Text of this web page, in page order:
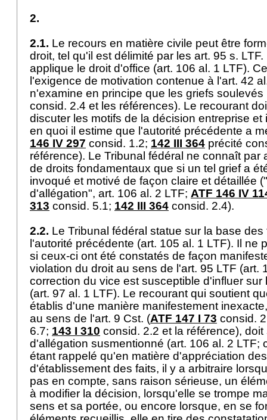
2.
2.1. Le recours en matière civile peut être
droit, tel qu'il est délimité par les art. 95 s.
applique le droit d'office (art. 106 al. 1 LTF).
l'exigence de motivation contenue à l'art. 42
n'examine en principe que les griefs soulevés
consid. 2.4 et les références). Le recourant
discuter les motifs de la décision entreprise
en quoi il estime que l'autorité précédente a
146 IV 297 consid. 1.2; 142 III 364 précité
référence). Le Tribunal fédéral ne connaît par
de droits fondamentaux que si un tel grief a
invoqué et motivé de façon claire et détaillée
d'allégation", art. 106 al. 2 LTF; ATF 146 IV
313 consid. 5.1; 142 III 364 consid. 2.4).
2.2. Le Tribunal fédéral statue sur la base
l'autorité précédente (art. 105 al. 1 LTF). Il ne
si ceux-ci ont été constatés de façon
violation du droit au sens de l'art. 95 LTF (art.
correction du vice est susceptible d'influer sur
(art. 97 al. 1 LTF). Le recourant qui soutient
établis d'une manière manifestement
au sens de l'art. 9 Cst. (ATF 147 I 73 consid.
6.7; 143 I 310 consid. 2.2 et la référence),
d'allégation susmentionné (art. 106 al. 2 LTF;
étant rappelé qu'en matière d'appréciation
d'établissement des faits, il y a arbitraire
pas en compte, sans raison sérieuse, un
à modifier la décision, lorsqu'elle se trompe
sens et sa portée, ou encore lorsque, en se